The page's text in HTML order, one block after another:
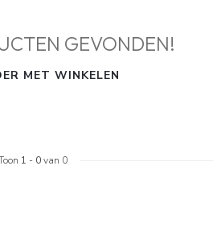
GEVONDEN!
MET WINKELEN
1 - 0van 0